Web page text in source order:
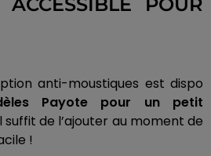
anti-moustiques est dispo
Payote pour un petit
suffit de l’ajouter au moment de
!